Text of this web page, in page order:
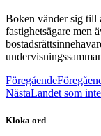
Boken vänder sig till
fastighetsägare men
Föregående
NästaLandet som
Kloka ord